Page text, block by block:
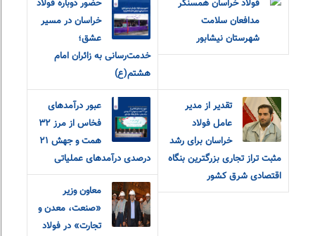
فولاد خراسان همسنگر
مدافعان سلامت
شهرستان نیشابور
حضور دوباره فولاد
خراسان در مسیر
عشق؛
خدمت‌رسانی به زائران امام
هشتم(ع)
تقدیر از مدیر
عامل فولاد
خراسان برای رشد
مثبت تراز تجاری بزرگترین بنگاه
اقتصادی شرق کشور
عبور درآمدهای
فخاس از مرز ۳۲
همت و جهش ۲۱
درصدی درآمدهای عملیاتی
معاون وزیر
«صنعت، معدن و
تجارت» در فولاد